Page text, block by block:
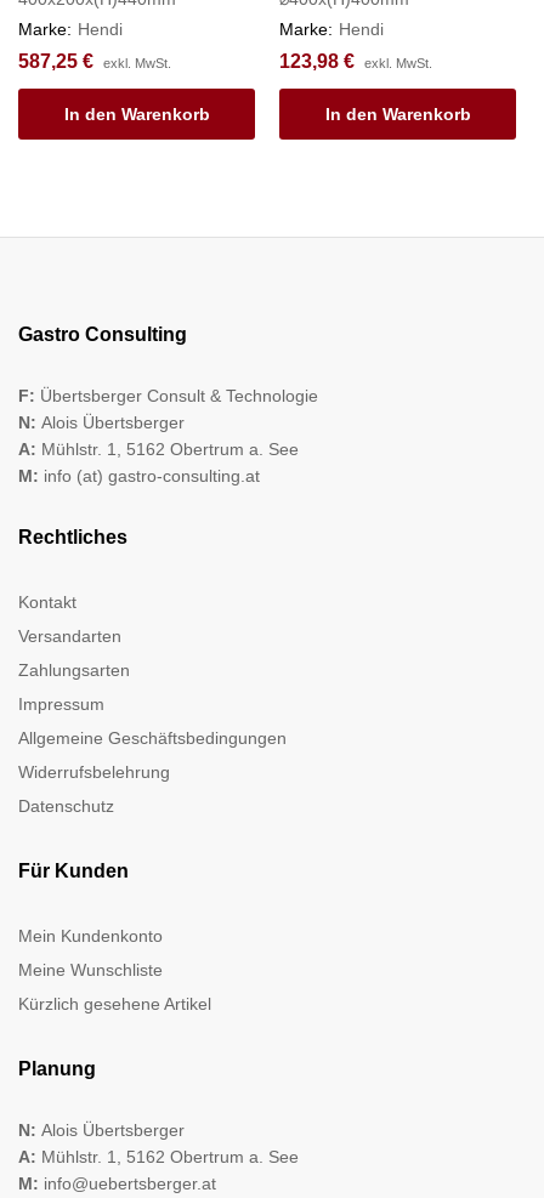
Marke: Hendi
587,25 € exkl. MwSt.
In den Warenkorb
Marke: Hendi
123,98 € exkl. MwSt.
In den Warenkorb
Gastro Consulting
F: Übertsberger Consult & Technologie
N: Alois Übertsberger
A: Mühlstr. 1, 5162 Obertrum a. See
M: info (at) gastro-consulting.at
Rechtliches
Kontakt
Versandarten
Zahlungsarten
Impressum
Allgemeine Geschäftsbedingungen
Widerrufsbelehrung
Datenschutz
Für Kunden
Mein Kundenkonto
Meine Wunschliste
Kürzlich gesehene Artikel
Planung
N: Alois Übertsberger
A: Mühlstr. 1, 5162 Obertrum a. See
M: info@uebertsberger.at